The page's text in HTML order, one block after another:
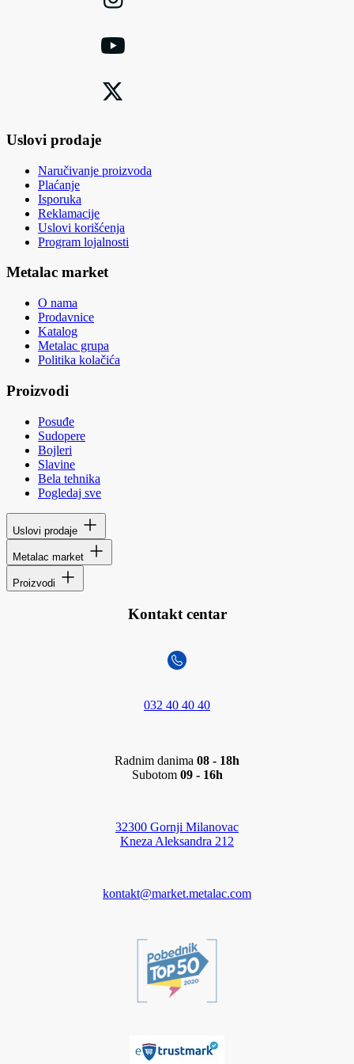
Uslovi prodaje
Naručivanje proizvoda
Plaćanje
Isporuka
Reklamacije
Uslovi korišćenja
Program lojalnosti
Metalac market
O nama
Prodavnice
Katalog
Metalac grupa
Politika kolačića
Proizvodi
Posuđe
Sudopere
Bojleri
Slavine
Bela tehnika
Pogledaj sve
Uslovi prodaje
Metalac market
Proizvodi
Kontakt centar
032 40 40 40
Radnim danima 08 - 18h
Subotom 09 - 16h
32300 Gornji Milanovac
Kneza Aleksandra 212
kontakt@market.metalac.com